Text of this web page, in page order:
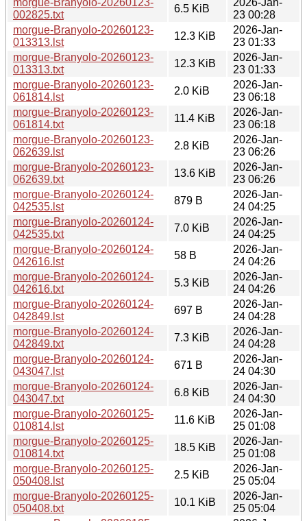
002825.txt
6.5 KiB
23 00:28
morgue-Branyolo-20260123-
013313.lst
12.3 KiB
2026-Jan-
23 01:33
morgue-Branyolo-20260123-
013313.txt
12.3 KiB
2026-Jan-
23 01:33
morgue-Branyolo-20260123-
061814.lst
2.0 KiB
2026-Jan-
23 06:18
morgue-Branyolo-20260123-
061814.txt
11.4 KiB
2026-Jan-
23 06:18
morgue-Branyolo-20260123-
062639.lst
2.8 KiB
2026-Jan-
23 06:26
morgue-Branyolo-20260123-
062639.txt
13.6 KiB
2026-Jan-
23 06:26
morgue-Branyolo-20260124-
042535.lst
879 B
2026-Jan-
24 04:25
morgue-Branyolo-20260124-
042535.txt
7.0 KiB
2026-Jan-
24 04:25
morgue-Branyolo-20260124-
042616.lst
58 B
2026-Jan-
24 04:26
morgue-Branyolo-20260124-
042616.txt
5.3 KiB
2026-Jan-
24 04:26
morgue-Branyolo-20260124-
042849.lst
697 B
2026-Jan-
24 04:28
morgue-Branyolo-20260124-
042849.txt
7.3 KiB
2026-Jan-
24 04:28
morgue-Branyolo-20260124-
043047.lst
671 B
2026-Jan-
24 04:30
morgue-Branyolo-20260124-
043047.txt
6.8 KiB
2026-Jan-
24 04:30
morgue-Branyolo-20260125-
010814.lst
11.6 KiB
2026-Jan-
25 01:08
morgue-Branyolo-20260125-
010814.txt
18.5 KiB
2026-Jan-
25 01:08
morgue-Branyolo-20260125-
050408.lst
2.5 KiB
2026-Jan-
25 05:04
morgue-Branyolo-20260125-
050408.txt
10.1 KiB
2026-Jan-
25 05:04